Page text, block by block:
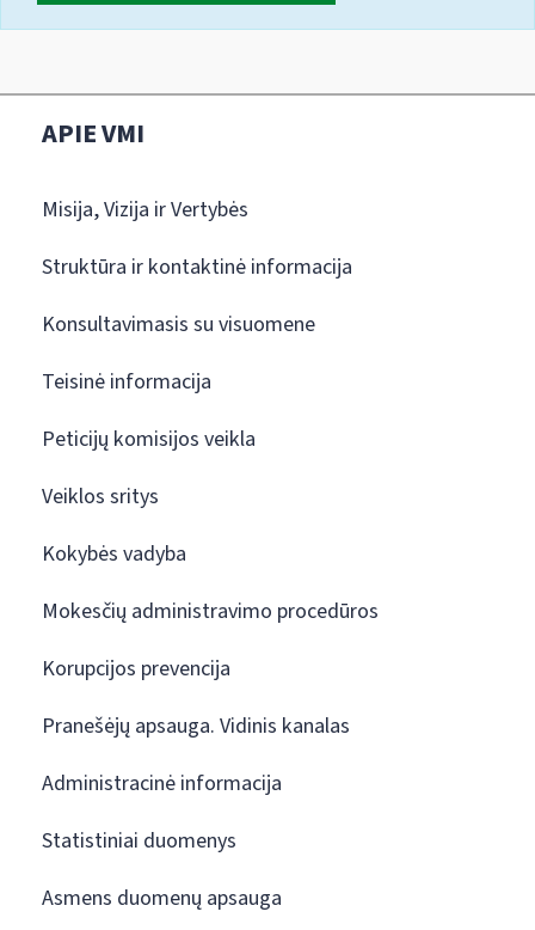
APIE VMI
Misija, Vizija ir Vertybės
Struktūra ir kontaktinė informacija
Konsultavimasis su visuomene
Teisinė informacija
Peticijų komisijos veikla
Veiklos sritys
Kokybės vadyba
Mokesčių administravimo procedūros
Korupcijos prevencija
Pranešėjų apsauga. Vidinis kanalas
Administracinė informacija
Statistiniai duomenys
Asmens duomenų apsauga